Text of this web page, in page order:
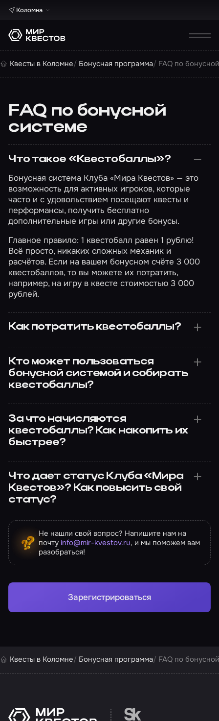
Коломна
Квесты в Коломне Бонусная программа FAQ по
FAQ по бонусной
системе
Что такое «Квестобаллы»?
Бонусная система Клуба «Мира Квестов» — это
возможность для активных игроков, которые
часто и с удовольствием посещают квесты и
перформансы, получить бесплатно
дополнительные игры или другие бонусы.
Главное правило: 1 квестобалл равен 1 рублю!
Всё просто, никаких сложных механик и
расчётов. Если на вашем бонусном счёте 3 000
квестобаллов, то вы можете их потратить,
например, на игру в квесте стоимостью 3 000
рублей.
Как потратить квестобаллы?
Кто может пользоваться
бонусной системой и собирать
квестобаллы?
За что начисляются
квестобаллы? Как накопить их
быстрее?
Что дает статус Клуба «Мира
Квестов»? Как повысить свой
статус?
Не нашли свой вопрос? Напишите нам на
почту info@mir-kvestov.ru, и мы поможем вам
разобраться!
Зарегистрироваться
Квесты в Коломне Бонусная программа FAQ по
Перейти на сайт